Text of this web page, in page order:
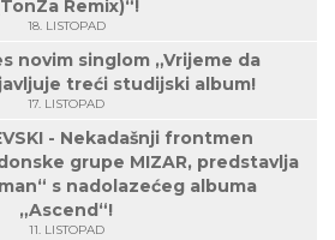
Remix)“!
18. LISTOPAD
novim singlom „Vrijeme da
treći studijski album!
17. LISTOPAD
- Nekadašnji frontmen
grupe MIZAR, predstavlja
s nadolazećeg albuma
„Ascend“!
11. LISTOPAD